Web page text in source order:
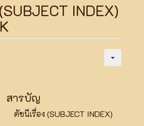
INDEX)
สารบัญ
ดัชนีเรื่อง (SUBJECT INDEX)